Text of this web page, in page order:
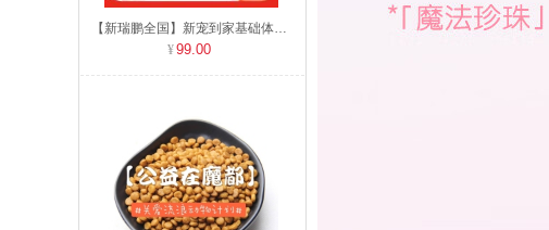
【新瑞鹏全国】新宠到家基础体检 犬猫通用
99.00